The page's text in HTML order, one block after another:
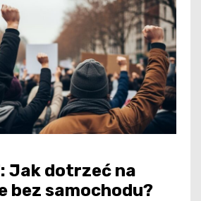
Jak dotrzeć na
bez samochodu?